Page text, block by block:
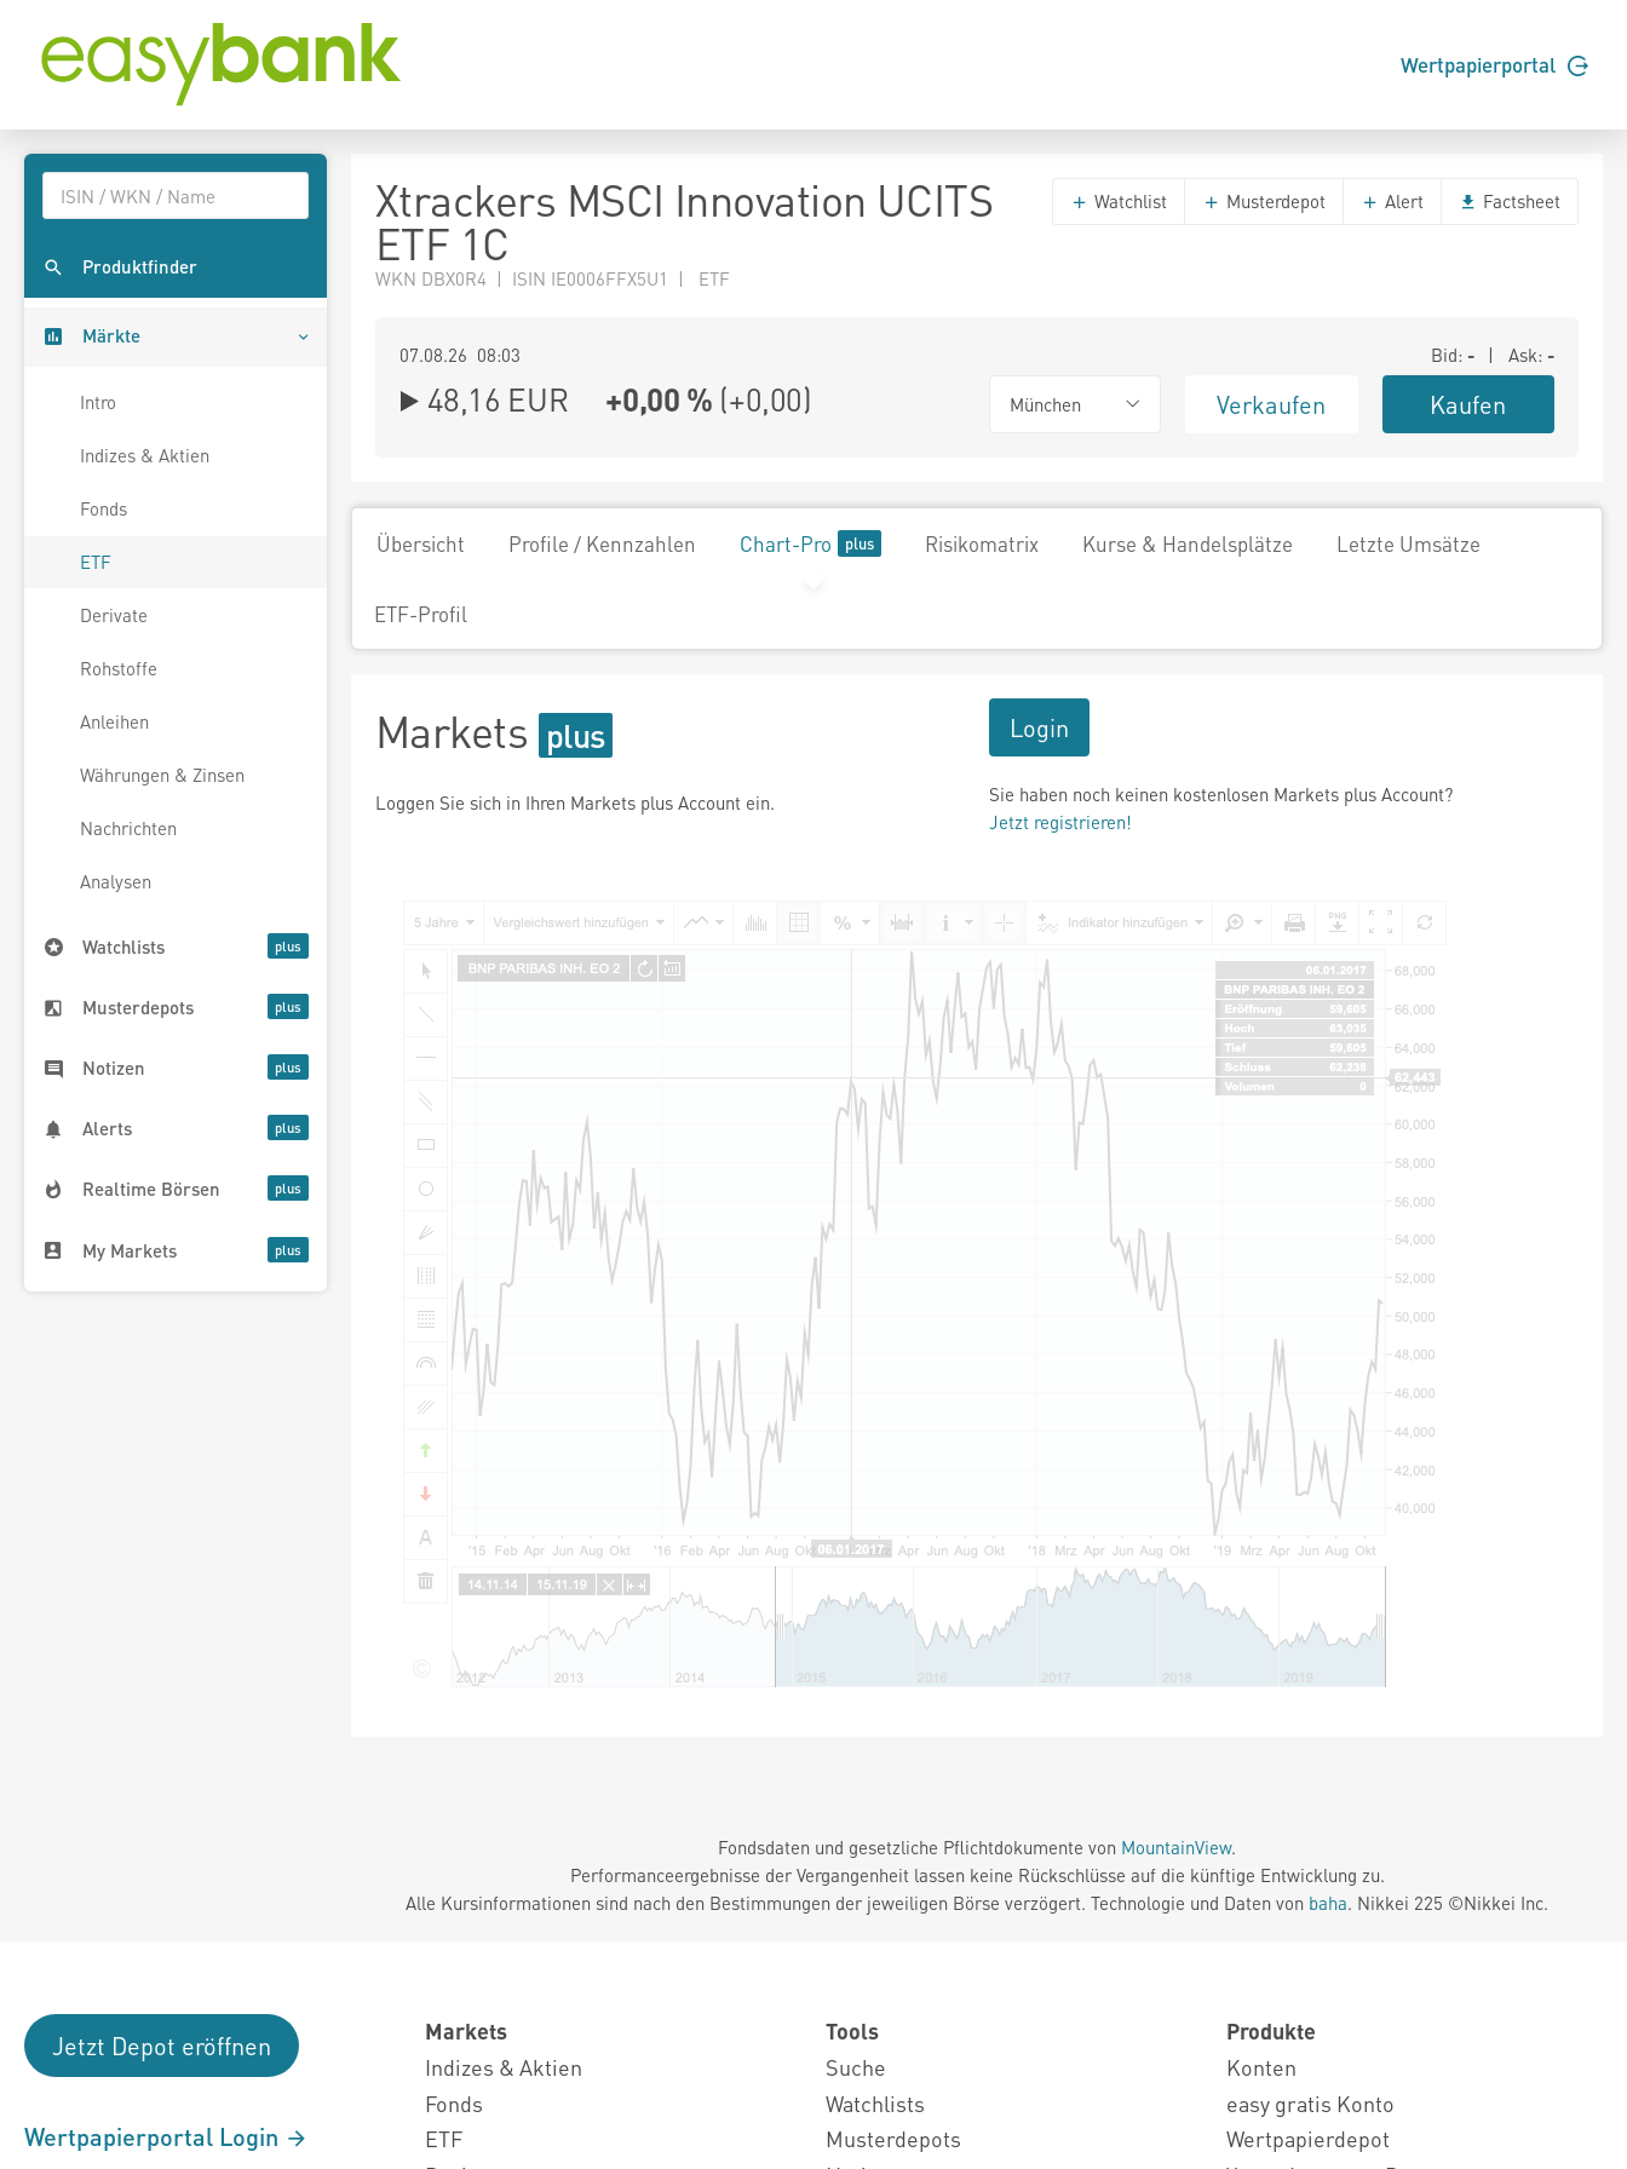
Wertpapierportal
Produktfinder
Märkte
Intro
Indizes & Aktien
Fonds
ETF
Derivate
Rohstoffe
Anleihen
Währungen & Zinsen
Nachrichten
Analysen
Watchlists
Musterdepots
Notizen
Alerts
Realtime Börsen
My Markets
Xtrackers MSCI Innovation UCITS
ETF 1C
WKN DBX0R4 | ISIN IE0006FFX5U1 | ETF
Watchlist Musterdepot Alert Factsheet
07.08.26 08:03 Bid: - | Ask: -
48,16 EUR +0,00 % (+0,00) München Verkaufen Kaufen
Übersicht Profile / Kennzahlen Chart-Pro Risikomatrix Kurse & Handelsplätze Letzte Umsätze
ETF-Profil
Markets
Loggen Sie sich in Ihren Markets plus Account ein.
Login
Sie haben noch keinen kostenlosen Markets plus Account?
Jetzt registrieren!
Fondsdaten und gesetzliche Pflichtdokumente von MountainView.
Performanceergebnisse der Vergangenheit lassen keine Rückschlüsse auf die künftige Entwicklung zu.
Alle Kursinformationen sind nach den Bestimmungen der jeweiligen Börse verzögert. Technologie und Daten von baha. Nikkei 225 ©Nikkei Inc.
Jetzt Depot eröffnen
Wertpapierportal Login
Markets
Indizes & Aktien
Fonds
ETF
Tools
Suche
Watchlists
Musterdepots
Produkte
Konten
easy gratis Konto
Wertpapierdepot